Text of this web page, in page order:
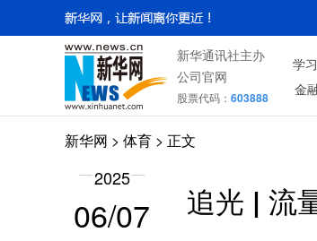
新华通讯社主办
公司官网
股票代码： 603888
学
金
新华网 > 体育 > 正文
2025
06/07 追光 | 流